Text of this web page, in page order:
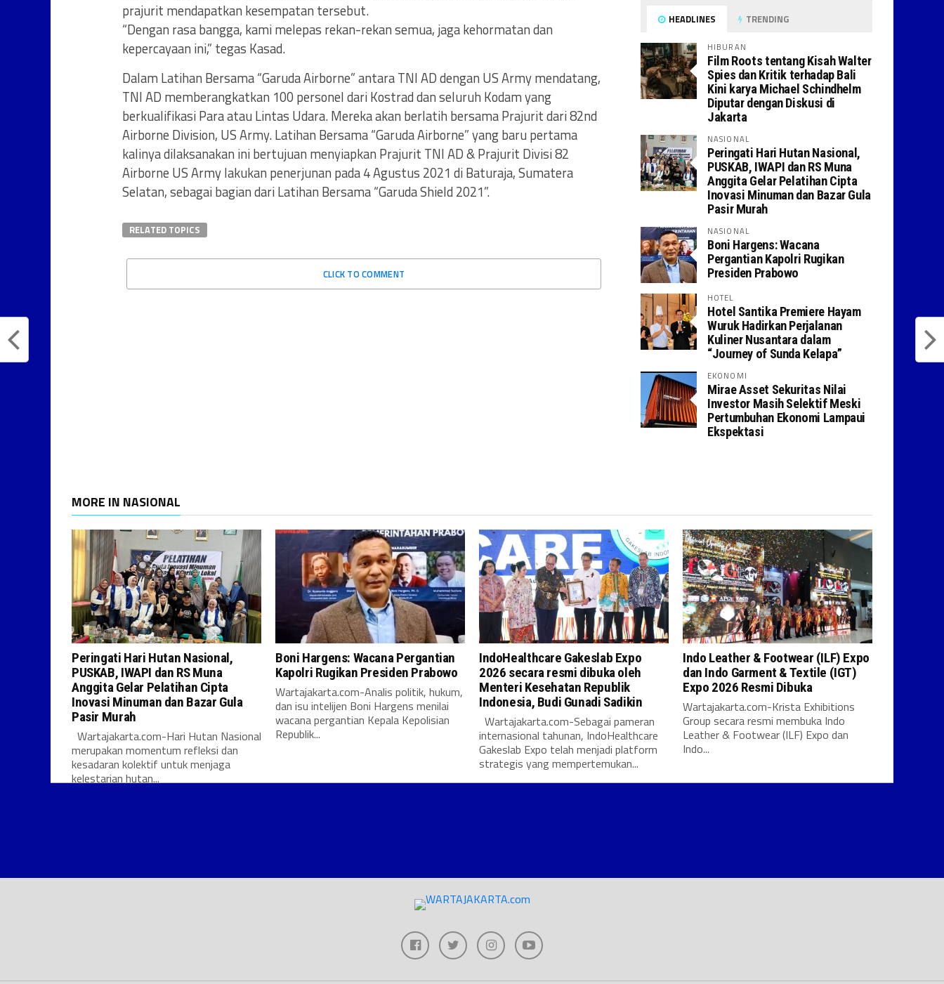
prajurit mendapatkan kesempatan tersebut.
“Dengan rasa bangga, kami melepas rekan-rekan semua, jaga kehormatan dan
kepercayaan ini,” tegas Kasad.
Dalam Latihan Bersama “Garuda Airborne” antara TNI AD dengan US Army mendatang,
TNI AD memberangkatkan 100 personel dari Kostrad dan seluruh Kodam yang
berkualifikasi Para atau Lintas Udara. Mereka akan berlatih bersama Prajurit dari 82nd
Airborne Division, US Army. Latihan Bersama “Garuda Airborne” yang baru pertama
kalinya dilaksanakan ini bertujuan menyiapkan Prajurit TNI AD & Prajurit Divisi 82
Airborne US Army lakukan penerjunan pada 4 Agustus 2021 di Baturaja, Sumatera
Selatan, sebagai bagian dari Latihan Bersama “Garuda Shield 2021”.
RELATED TOPICS
CLICK TO COMMENT
HEADLINES TRENDING
HIBURAN
Film Roots tentang Kisah Walter
Spies dan Kritik terhadap Bali
Kini karya Michael Schindhelm
Diputar dengan Diskusi di
Jakarta
NASIONAL
Peringati Hari Hutan Nasional,
PUSKAB, IWAPI dan RS Muna
Anggita Gelar Pelatihan Cipta
Inovasi Minuman dan Bazar Gula
Pasir Murah
NASIONAL
Boni Hargens: Wacana
Pergantian Kapolri Rugikan
Presiden Prabowo
HOTEL
Hotel Santika Premiere Hayam
Wuruk Hadirkan Perjalanan
Kuliner Nusantara dalam
“Journey of Sunda Kelapa”
EKONOMI
Mirae Asset Sekuritas Nilai
Investor Masih Selektif Meski
Pertumbuhan Ekonomi Lampaui
Ekspektasi
MORE IN NASIONAL
Peringati Hari Hutan Nasional,
PUSKAB, IWAPI dan RS Muna
Anggita Gelar Pelatihan Cipta
Inovasi Minuman dan Bazar Gula
Pasir Murah
Wartajakarta.com-Hari Hutan Nasional
merupakan momentum refleksi dan
kesadaran kolektif untuk menjaga
kelestarian hutan...
Boni Hargens: Wacana Pergantian
Kapolri Rugikan Presiden Prabowo
Wartajakarta.com-Analis politik, hukum,
dan isu intelijen Boni Hargens menilai
wacana pergantian Kepala Kepolisian
Republik...
IndoHealthcare Gakeslab Expo
2026 secara resmi dibuka oleh
Menteri Kesehatan Republik
Indonesia, Budi Gunadi Sadikin
Wartajakarta.com-Sebagai pameran
internasional tahunan, IndoHealthcare
Gakeslab Expo telah menjadi platform
strategis yang mempertemukan...
Indo Leather & Footwear (ILF) Expo
dan Indo Garment & Textile (IGT)
Expo 2026 Resmi Dibuka
Wartajakarta.com-Krista Exhibitions
Group secara resmi membuka Indo
Leather & Footwear (ILF) Expo dan
Indo...